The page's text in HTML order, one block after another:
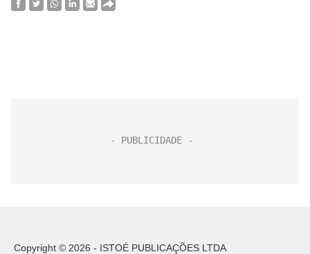
Copyright © 2026 - ISTOÉ PUBLICAÇÕES LTDA